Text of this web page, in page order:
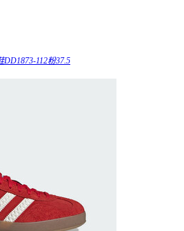
112粉37.5